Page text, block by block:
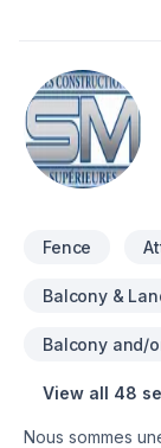
vos délais et
en réalité.
Fence
Balcony &
Balcony and/
View all 48
Nous sommes